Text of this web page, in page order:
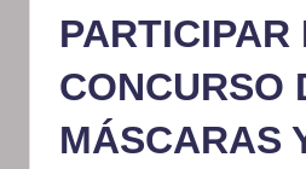
PARTICIPAR
CONCURSO
MÁSCARAS